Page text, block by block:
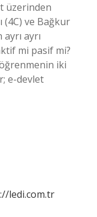
üzerinden
(4C) ve Bağkur
ayrı
mi pasif mi?
iki
e-devlet
ledi.com.tr